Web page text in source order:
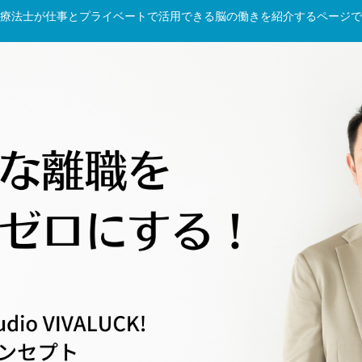
法士が仕事とプライベートで活用できる脳の働きを紹介するページ